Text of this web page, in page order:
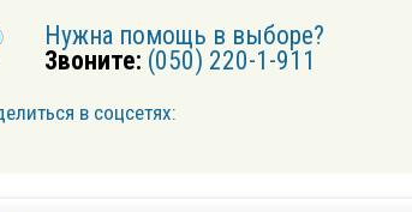
Нужна помощь в выборе?
Звоните: (050) 220-1-911
в соцсетях: